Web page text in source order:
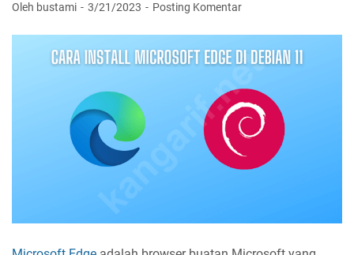
Oleh bustami 3/21/2023 Posting Komentar